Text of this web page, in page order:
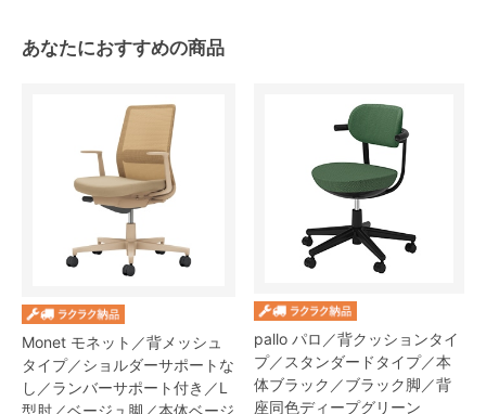
あなたにおすすめの商品
Monet モネット／背メッシュ
タイプ／ショルダーサポートな
し／ランバーサポート付き／L
pallo パロ／背クッションタイ
プ／スタンダードタイプ／本
体ブラック／ブラック脚／背
座同色ディープグリーン